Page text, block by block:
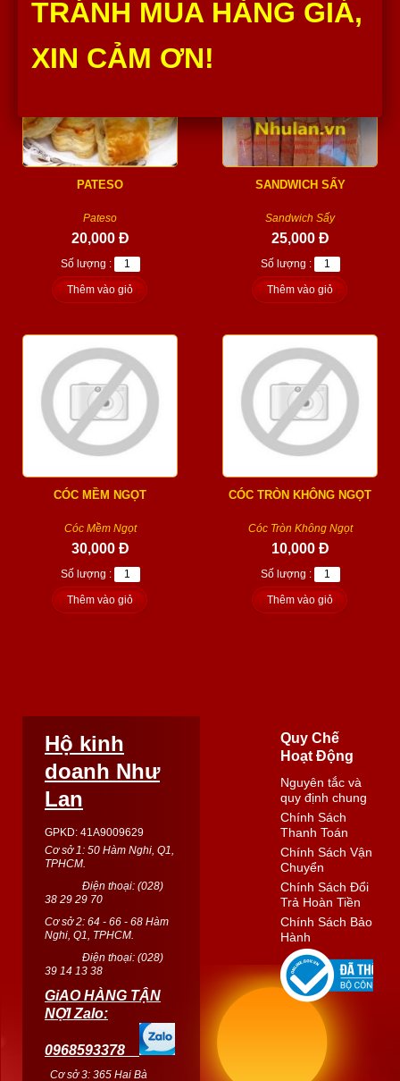
PATESO
Pateso
20,000 Đ
Số lượng :
Thêm vào giỏ
SANDWICH SẤY
Sandwich Sấy
25,000 Đ
Số lượng :
Thêm vào giỏ
CÓC MỀM NGỌT
Cóc Mềm Ngọt
30,000 Đ
Số lượng :
Thêm vào giỏ
CÓC TRÒN KHÔNG NGỌT
Cóc Tròn Không Ngọt
10,000 Đ
Số lượng :
Thêm vào giỏ
Hộ kinh
doanh Như
Lan
GPKD: 41A9009629
Cơ sở 1: 50 Hàm Nghi, Q1,
TPHCM.
Điện thoại: (028)
38 29 29 70
Cơ sở 2: 64 - 66 - 68 Hàm
Nghi, Q1, TPHCM.
Điện thoại: (028)
39 14 13 38
GiAO HÀNG TẬN
NỢI Zalo:
0968593378
Cơ sở 3: 365 Hai Bà
Quy Chế
Hoạt Động
Nguyên tắc và
quy định chung
Chính Sách
Thanh Toán
Chính Sách Vận
Chuyển
Chính Sách Đổi
Trả Hoàn Tiền
Chính Sách Bảo
Hành
TRÁNH MUA HÀNG GIẢ,
XIN CẢM ƠN!